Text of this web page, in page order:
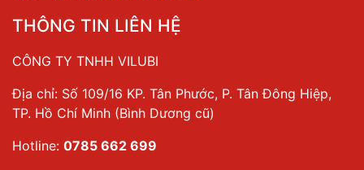
THÔNG TIN LIÊN HỆ
CÔNG TY TNHH VILUBI
Địa chỉ: Số 109/16 KP. Tân Phước, P. Tân Đông Hiệp,
TP. Hồ Chí Minh (Bình Dương cũ)
Hotline: 0785 662 699